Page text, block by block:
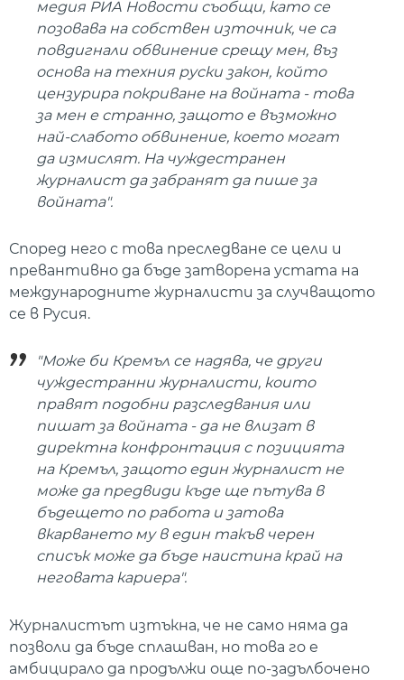
медия РИА Новости съобщи, като се
позовава на собствен източник, че са
повдигнали обвинение срещу мен, въз
основа на техния руски закон, който
цензурира покриване на войната - това
за мен е странно, защото е възможно
най-слабото обвинение, което могат
да измислят. На чуждестранен
журналист да забранят да пише за
войната".
Според него с това преследване се цели и
превантивно да бъде затворена устата на
международните журналисти за случващото
се в Русия.
"Може би Кремъл се надява, че други
чуждестранни журналисти, които
правят подобни разследвания или
пишат за войната - да не влизат в
директна конфронтация с позицията
на Кремъл, защото един журналист не
може да предвиди къде ще пътува в
бъдещето по работа и затова
вкарването му в един такъв черен
списък може да бъде наистина край на
неговата кариера".
Журналистът изтъкна, че не само няма да
позволи да бъде сплашван, но това го е
амбицирало да продължи още по-задълбочено